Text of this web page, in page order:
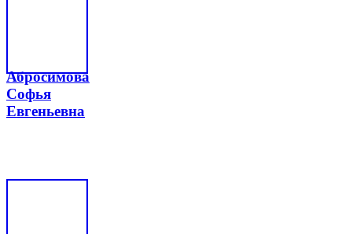
Абросимова
Софья
Евгеньевна